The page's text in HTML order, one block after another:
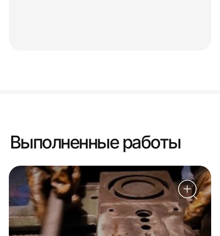
Выполненные работы